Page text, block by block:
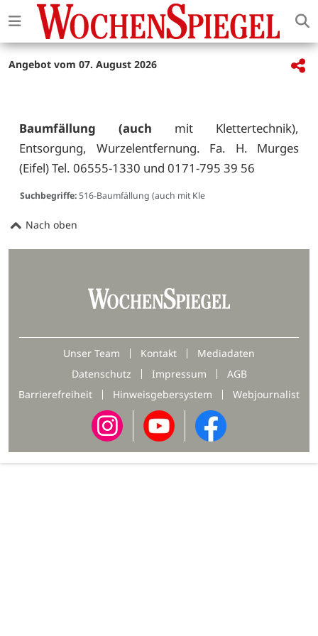
Angebot vom 07. August 2026
Baumfällung (auch mit Klettertechnik),
Entsorgung, Wurzelentfernung. Fa. H. Murges
(Eifel) Tel. 06555-1330 und 0171-795 39 56
Suchbegriffe:516-Baumfällung (auch mit Kle
Nach oben
Unser Team Kontakt
Mediadaten
Datenschutz
Impressum
AGB
Barrierefreiheit
Hinweisgebersystem Webjournalist